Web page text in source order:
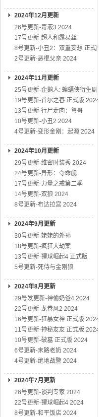
2024年12月更新
26号更新-毒液3 2024
17号更新-超人和露易丝
8号更新-小丑2：双重妄想 正式版
2号更新-恶棍父亲 2024
2024年11月更新
25号更新-企鹅人: 蝙蝠侠衍生剧
19号更新-首尔之春 正式版 2024
13号更新-行尸走肉：弩哥
10号更新-小丑2 2024
4号更新-变形金刚：起源 2024
2024年10月更新
29号更新-维密时装秀 2024
24号更新-异形：夺命舰
17号更新-力量之戒第二季
14号更新-双狼 2024
8号更新-布达拉宫 2024
2024年9月更新
30号更新-姥姥的外孙
18号更新-疯狂大劫案
13号更新-猩球崛起4 正式版
5号更新-死侍与金刚狼
2024年8月更新
29号发更新-神偷奶爸4 2024
22号更新-龙卷风2 2024
16号更新-狂暴女神 正式版 2024
11号更新-神秘友友 正式版 2024
10号更新-破墓 正式版 2024
6号更新-末路老奶 2024
4号更新-绝地战警 2024
2024年7月更新
26号更新-谈判专家 2024
22号更新-猩球崛起4 2024
8号更新-和平饭店 2024